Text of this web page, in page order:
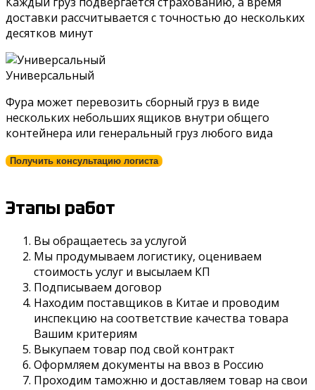
доставки рассчитывается с точностью до нескольких
десятков минут
Универсальный
Фура может перевозить сборный груз в виде
нескольких небольших ящиков внутри общего
контейнера или генеральный груз любого вида
Получить консультацию логиста
Этапы работ
Вы обращаетесь за услугой
Мы продумываем логистику, оцениваем
стоимость услуг и высылаем КП
Подписываем договор
Находим поставщиков в Китае и проводим
инспекцию на соответствие качества товара
Вашим критериям
Выкупаем товар под свой контракт
Оформляем документы на ввоз в Россию
Проходим таможню и доставляем товар на свои